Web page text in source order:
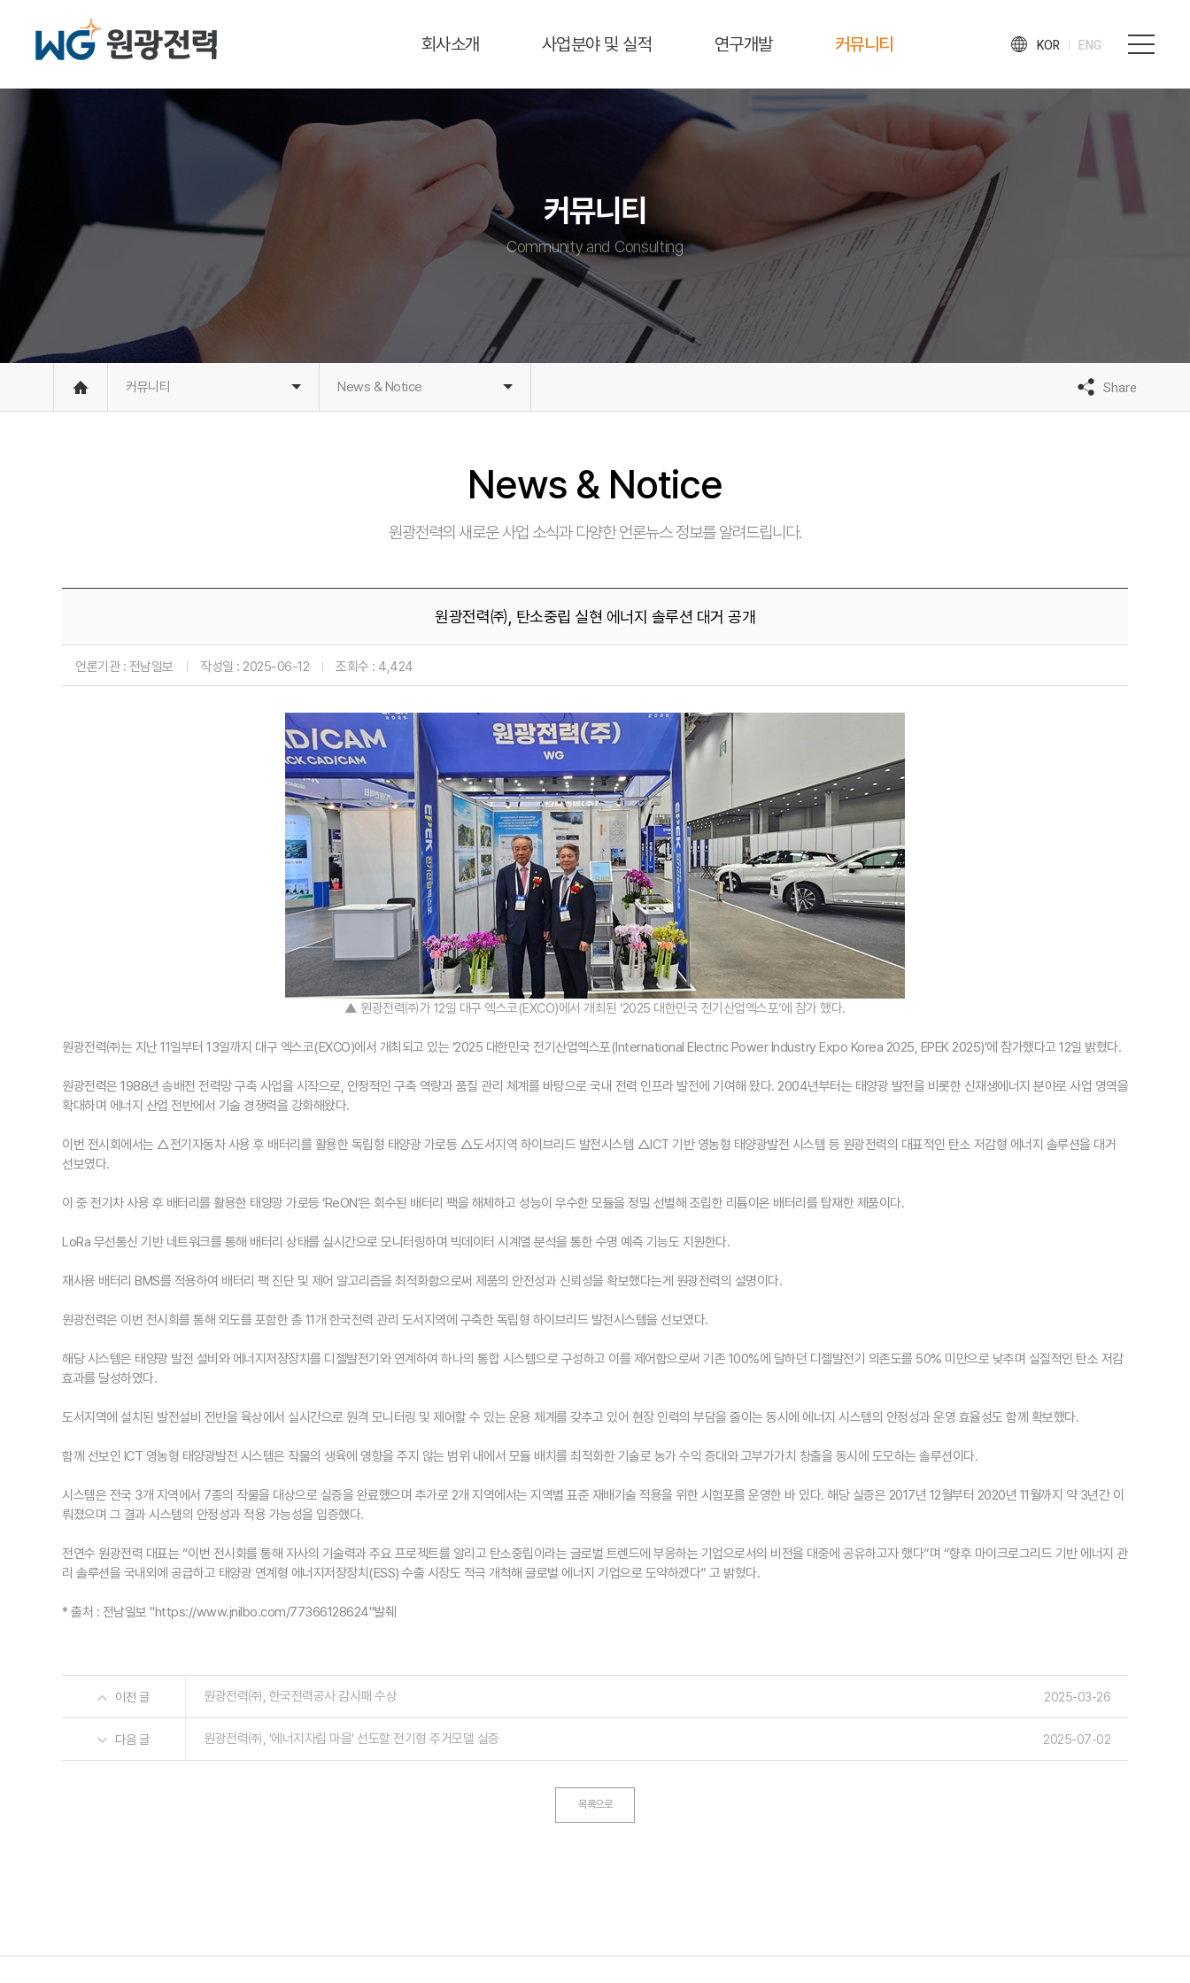
회사소개
회사개요
연혁 및 수상
오시는 길
사업분야 및 실적 연구개발
연구분야
커뮤니티
News & Notice
태양광 상담 문의
KOR ENG
커뮤니티
Community and Consulting
커뮤니티 News & Notice Share
News & Notice
원광전력의 새로운 사업 소식과 다양한 언론뉴스 정보를 알려드립니다.
원광전력㈜, 탄소중립 실현 에너지 솔루션 대거 공개
언론기관 : 전남일보 작성일 : 2025-06-12 조회수 : 4,424
▲ 원광전력㈜가 12일 대구 엑스코(EXCO)에서 개최된 ‘2025 대한민국 전기산업엑스포‘에 참가 했다.
원광전력㈜는 지난 11일부터 13일까지 대구 엑스코(EXCO)에서 개최되고 있는 ‘2025 대한민국 전기산업엑스포(International Electric Power Industry Expo Korea 2025, EPEK 2025)’에 참가했다고 12일 밝혔다.
원광전력은 1988년 송배전 전력망 구축 사업을 시작으로, 안정적인 구축 역량과 품질 관리 체계를 바탕으로 국내 전력 인프라 발전에 기여해 왔다. 2004년부터는 태양광 발전을 비롯한 신재생에너지 분야로 사업 영역을
확대하며 에너지 산업 전반에서 기술 경쟁력을 강화해왔다.
이번 전시회에서는 △전기자동차 사용 후 배터리를 활용한 독립형 태양광 가로등 △도서지역 하이브리드 발전시스템 △ICT 기반 영농형 태양광발전 시스템 등 원광전력의 대표적인 탄소 저감형 에너지 솔루션을 대거
선보였다.
이 중 전기차 사용 후 배터리를 활용한 태양광 가로등 ‘ReON’은 회수된 배터리 팩을 해체하고 성능이 우수한 모듈을 정밀 선별해 조립한 리튬이온 배터리를 탑재한 제품이다.
LoRa 무선통신 기반 네트워크를 통해 배터리 상태를 실시간으로 모니터링하며 빅데이터 시계열 분석을 통한 수명 예측 기능도 지원한다.
재사용 배터리 BMS를 적용하여 배터리 팩 진단 및 제어 알고리즘을 최적화함으로써 제품의 안전성과 신뢰성을 확보했다는게 원광전력의 설명이다.
원광전력은 이번 전시회를 통해 외도를 포함한 총 11개 한국전력 관리 도서지역에 구축한 독립형 하이브리드 발전시스템을 선보였다.
해당 시스템은 태양광 발전 설비와 에너지저장장치를 디젤발전기와 연계하여 하나의 통합 시스템으로 구성하고 이를 제어함으로써 기존 100%에 달하던 디젤발전기 의존도를 50% 미만으로 낮추며 실질적인 탄소 저감
효과를 달성하였다.
도서지역에 설치된 발전설비 전반을 육상에서 실시간으로 원격 모니터링 및 제어할 수 있는 운용 체계를 갖추고 있어 현장 인력의 부담을 줄이는 동시에 에너지 시스템의 안정성과 운영 효율성도 함께 확보했다.
함께 선보인 ICT 영농형 태양광발전 시스템은 작물의 생육에 영향을 주지 않는 범위 내에서 모듈 배치를 최적화한 기술로 농가 수익 증대와 고부가가치 창출을 동시에 도모하는 솔루션이다.
시스템은 전국 3개 지역에서 7종의 작물을 대상으로 실증을 완료했으며 추가로 2개 지역에서는 지역별 표준 재배기술 적용을 위한 시험포를 운영한 바 있다. 해당 실증은 2017년 12월부터 2020년 11월까지 약 3년간 이
뤄졌으며 그 결과 시스템의 안정성과 적용 가능성을 입증했다.
전연수 원광전력 대표는 “이번 전시회를 통해 자사의 기술력과 주요 프로젝트를 알리고 탄소중립이라는 글로벌 트렌드에 부응하는 기업으로서의 비전을 대중에 공유하고자 했다”며 “향후 마이크로그리드 기반 에너지 관
리 솔루션을 국내외에 공급하고 태양광 연계형 에너지저장장치(ESS) 수출 시장도 적극 개척해 글로벌 에너지 기업으로 도약하겠다” 고 밝혔다.
* 출처 : 전남일보 "https://www.jnilbo.com/77366128624"발췌
이전 글 원광전력㈜, 한국전력공사 감사패 수상 2025-03-26
다음 글 원광전력㈜, '에너지자립 마을' 선도할 전기형 주거모델 실증 2025-07-02
목록으로